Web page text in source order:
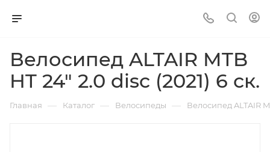
Велосипед ALTAIR MTB
HT 24" 2.0 disc (2021) 6 ск.
Главная — Каталог — Велосипеды — Велосипед ALTAIR